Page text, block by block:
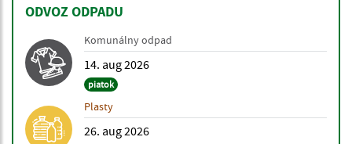
ODVOZ ODPADU
Komunálny odpad
14. aug 2026
piatok
Plasty
26. aug 2026